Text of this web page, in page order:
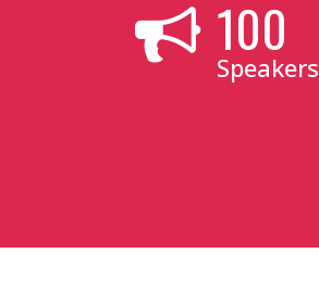
100
Speakers